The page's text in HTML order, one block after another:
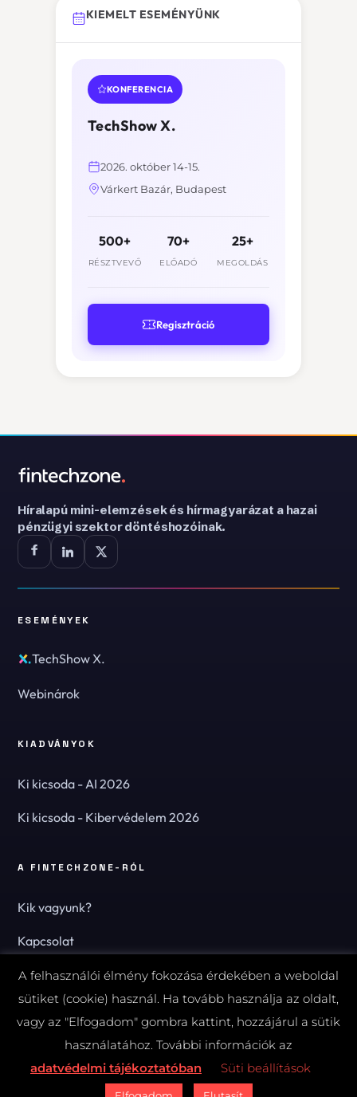
KIEMELT ESEMÉNYÜNK
KONFERENCIA
TechShow X.
2026. október 14-15.
Várkert Bazár, Budapest
500+
RÉSZTVEVŐ
70+
ELŐADÓ
25+
MEGOLDÁS
Regisztráció
Híralapú mini-elemzések és hírmagyarázat a hazai
pénzügyi szektor döntéshozóinak.
ESEMÉNYEK
TechShow X.
Webinárok
KIADVÁNYOK
Ki kicsoda - AI 2026
Ki kicsoda - Kibervédelem 2026
A FINTECHZONE-RÓL
Kik vagyunk?
Kapcsolat
Hírlevél
© 2026 FinTechZone.hu - A FinTech Group Kft.
Adatvédelmi tájékoztató (PDF)Süti-beállítások
A felhasználói élmény fokozása érdekében a weboldal
sütiket (cookie) használ. Ha tovább használja az oldalt,
vagy az "Elfogadom" gombra kattint, hozzájárul a sütik
használatához. További információk az
adatvédelmi tájékoztatóban
Süti beállítások